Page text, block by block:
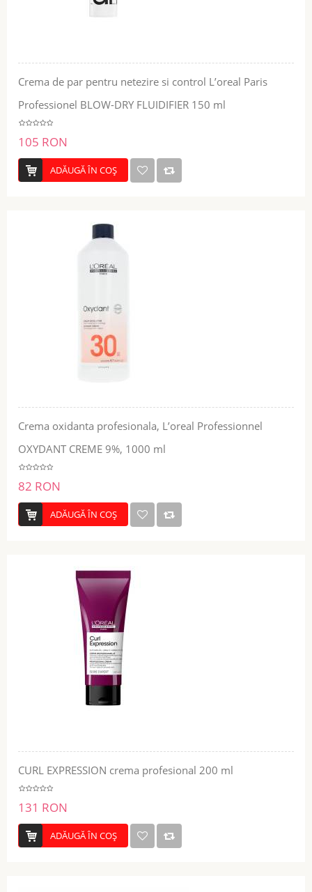
Crema de par pentru netezire si control L’oreal Paris
Professionel BLOW-DRY FLUIDIFIER 150 ml
105 RON
ADĂUGĂ ÎN COŞ
Crema oxidanta profesionala, L’oreal Professionnel
OXYDANT CREME 9%, 1000 ml
82 RON
ADĂUGĂ ÎN COŞ
CURL EXPRESSION crema profesional 200 ml
131 RON
ADĂUGĂ ÎN COŞ